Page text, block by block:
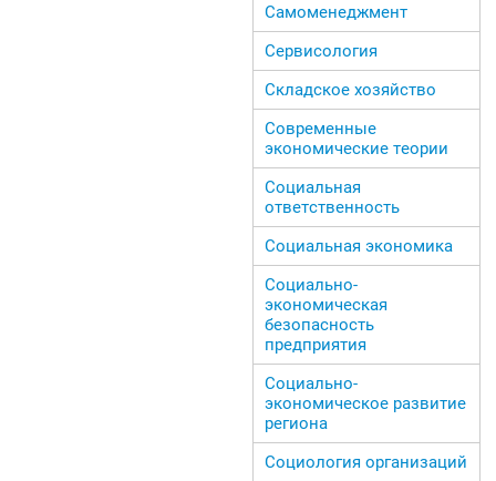
Самоменеджмент
Сервисология
Складское хозяйство
Современные
экономические теории
Социальная
ответственность
Социальная экономика
Социально-
экономическая
безопасность
предприятия
Социально-
экономическое развитие
региона
Социология организаций